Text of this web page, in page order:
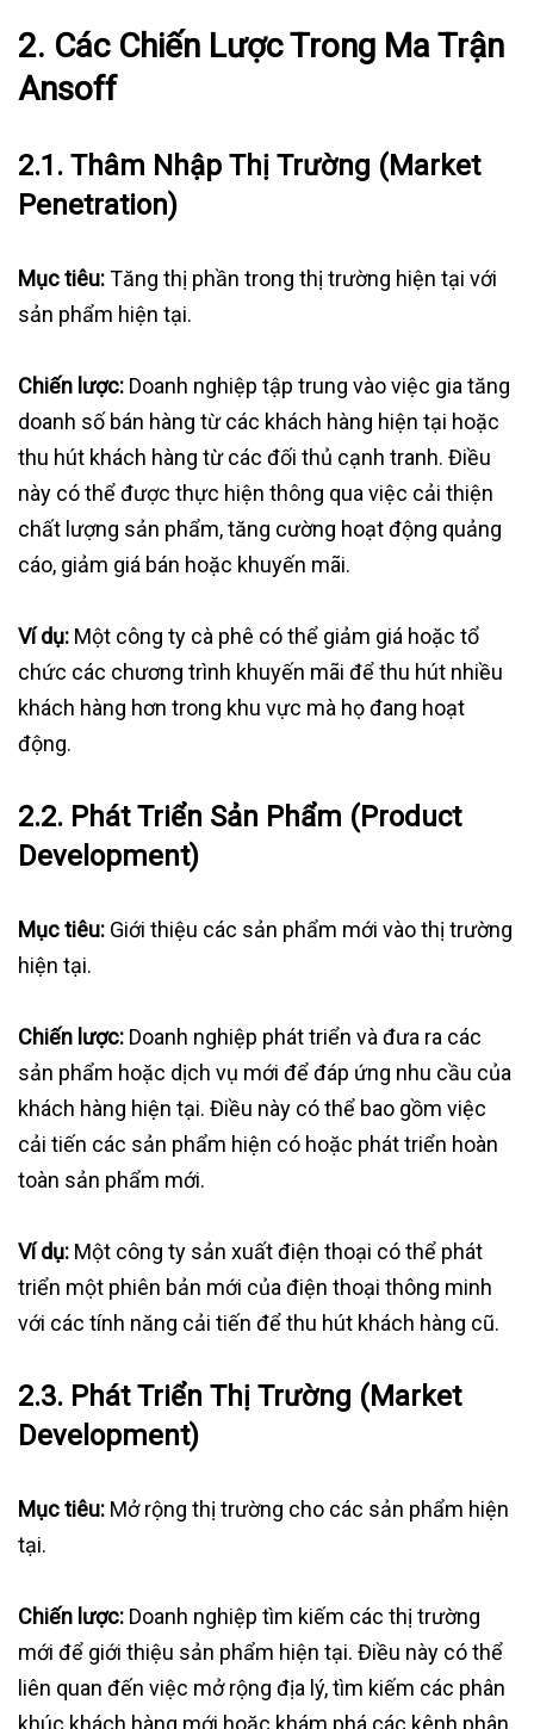
2. Các Chiến Lược Trong Ma Trận
Ansoff
2.1. Thâm Nhập Thị Trường (Market
Penetration)
Mục tiêu:Tăng thị phần trong thị trường hiện tại với
sản phẩm hiện tại.
Chiến lược: Doanh nghiệp tập trung vào việc gia tăng
doanh số bán hàng từ các khách hàng hiện tại hoặc
thu hút khách hàng từ các đối thủ cạnh tranh. Điều
này có thể được thực hiện thông qua việc cải thiện
chất lượng sản phẩm, tăng cường hoạt động quảng
cáo, giảm giá bán hoặc khuyến mãi.
Ví dụ: Một công ty cà phê có thể giảm giá hoặc tổ
chức các chương trình khuyến mãi để thu hút nhiều
khách hàng hơn trong khu vực mà họ đang hoạt
động.
2.2. Phát Triển Sản Phẩm (Product
Development)
Mục tiêu: Giới thiệu các sản phẩm mới vào thị trường
hiện tại.
Chiến lược: Doanh nghiệp phát triển và đưa ra các
sản phẩm hoặc dịch vụ mới để đáp ứng nhu cầu của
khách hàng hiện tại. Điều này có thể bao gồm việc
cải tiến các sản phẩm hiện có hoặc phát triển hoàn
toàn sản phẩm mới.
Ví dụ: Một công ty sản xuất điện thoại có thể phát
triển một phiên bản mới của điện thoại thông minh
với các tính năng cải tiến để thu hút khách hàng cũ.
2.3. Phát Triển Thị Trường (Market
Development)
Mục tiêu: Mở rộng thị trường cho các sản phẩm hiện
tại.
Chiến lược: Doanh nghiệp tìm kiếm các thị trường
mới để giới thiệu sản phẩm hiện tại. Điều này có thể
liên quan đến việc mở rộng địa lý, tìm kiếm các phân
khúc khách hàng mới hoặc khám phá các kênh phân